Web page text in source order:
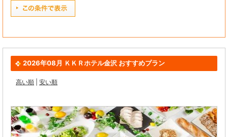
2026年08月 ＫＫＲホテル金沢 おすすめプラン
高い順 安い順